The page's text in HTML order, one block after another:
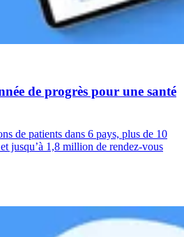
de progrès pour une santé
de patients dans 6 pays, plus de 10
jusqu’à 1,8 million de rendez-vous